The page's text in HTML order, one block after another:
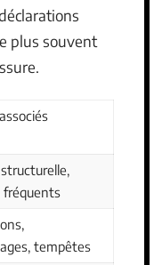
plus souvent
fréquents
tempêtes